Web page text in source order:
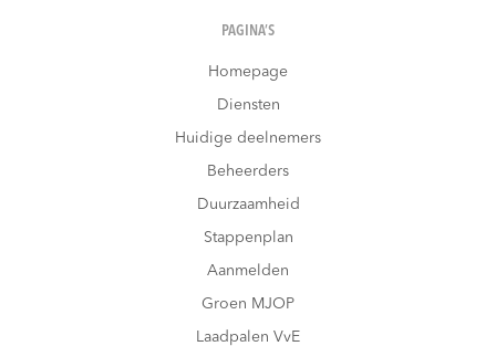
PAGINA’S
Homepage
Diensten
Huidige deelnemers
Beheerders
Duurzaamheid
Stappenplan
Aanmelden
Groen MJOP
Laadpalen VvE